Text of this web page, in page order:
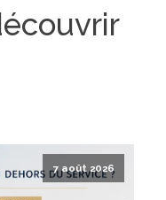
7 août 2026